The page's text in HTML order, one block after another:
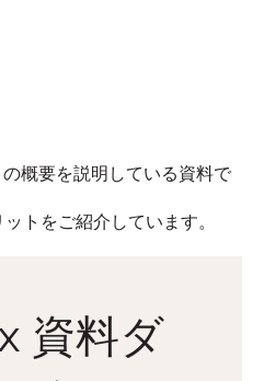
概要を説明している資料で
トをご紹介しています。
資料ダ